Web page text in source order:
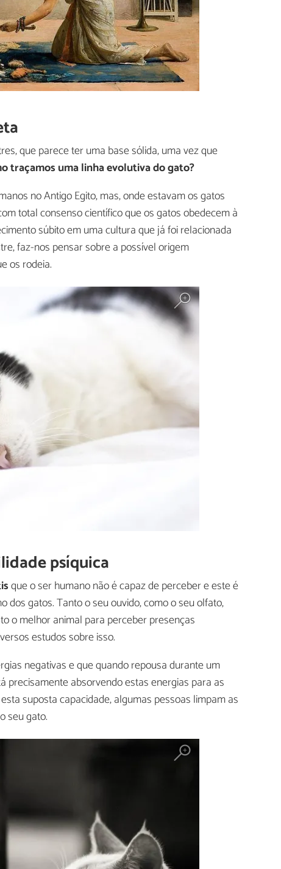
que parece ter uma base sólida, uma vez que
traçamos uma linha evolutiva do gato?
no Antigo Egito, mas, onde estavam os gatos
total consenso científico que os gatos obedecem à
súbito em uma cultura que já foi relacionada
faz-nos pensar sobre a possível origem
os rodeia.
psíquica
que o ser humano não é capaz de perceber e este é
gatos. Tanto o seu ouvido, como o seu olfato,
o melhor animal para perceber presenças
estudos sobre isso.
negativas e que quando repousa durante um
precisamente absorvendo estas energias para as
suposta capacidade, algumas pessoas limpam as
seu gato.